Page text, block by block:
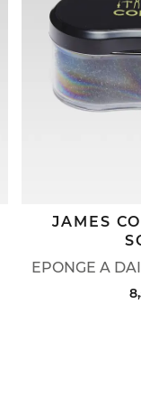
EPONGE A
JAMES